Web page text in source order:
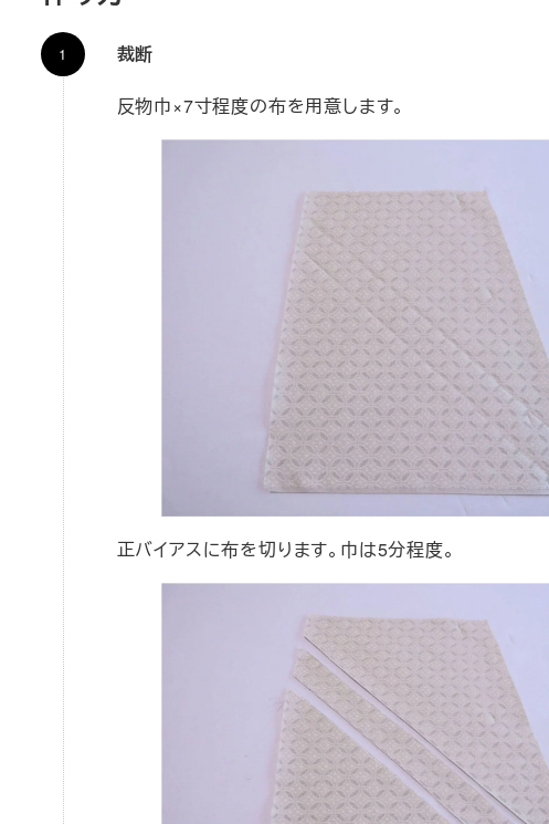
裁断
反物巾×7寸程度の布を用意します。
正バイアスに布を切ります。巾は5分程度。